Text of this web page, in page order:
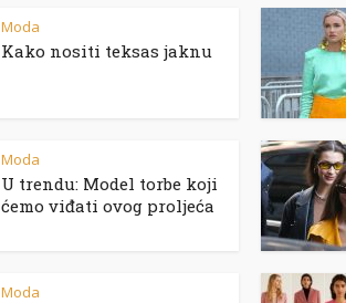
Moda
Kako nositi teksas jaknu
Moda
U trendu: Model torbe koji
ćemo viđati ovog proljeća
Moda